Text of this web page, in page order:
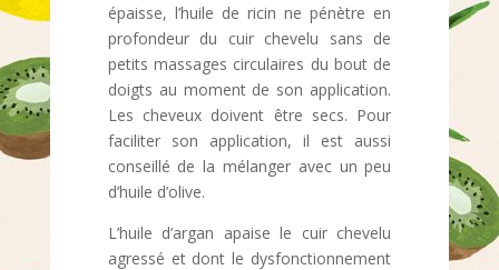
épaisse, l’huile de ricin ne pénètre en
profondeur du cuir chevelu sans de
petits massages circulaires du bout de
doigts au moment de son application.
Les cheveux doivent être secs. Pour
faciliter son application, il est aussi
conseillé de la mélanger avec un peu
d’huile d’olive.
L’huile d’argan apaise le cuir chevelu
agressé et dont le dysfonctionnement